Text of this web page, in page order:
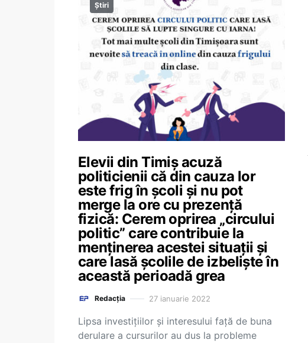
Știri
Elevii din Timiș acuză
politicienii că din cauza lor
este frig în școli și nu pot
merge la ore cu prezență
fizică: Cerem oprirea „circului
politic” care contribuie la
menținerea acestei situații și
care lasă școlile de izbeliște în
această perioadă grea
Redacția 27 ianuarie 2022
Lipsa investițiilor și interesului față de buna
derulare a cursurilor au dus la probleme